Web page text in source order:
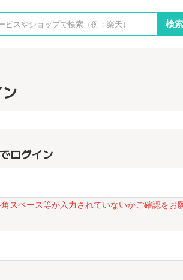
検索
ログイン
スペース等が入力されていないかご確認をお